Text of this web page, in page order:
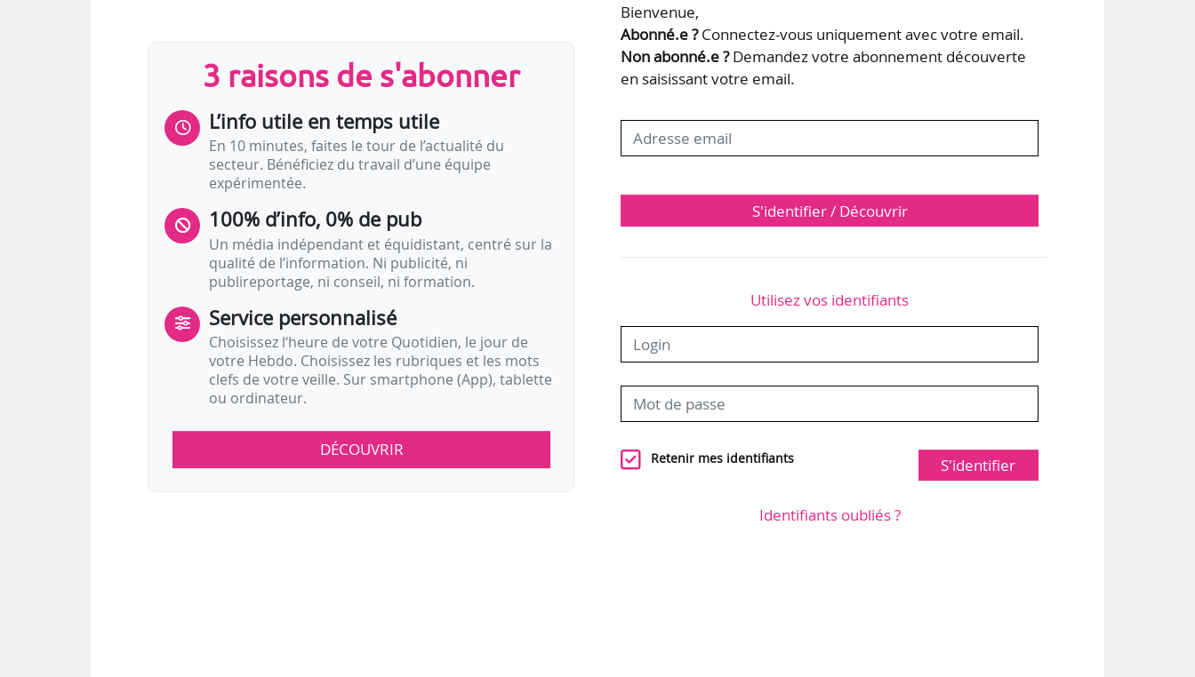
3 raisons de s'abonner
L’info utile en temps utile
En 10 minutes, faites le tour de l’actualité du
secteur. Bénéficiez du travail d’une équipe
expérimentée.
100% d’info, 0% de pub
Un média indépendant et équidistant, centré sur la
qualité de l’information. Ni publicité, ni
publireportage, ni conseil, ni formation.
Service personnalisé
Choisissez l‘heure de votre Quotidien, le jour de
votre Hebdo. Choisissez les rubriques et les mots
clefs de votre veille. Sur smartphone (App), tablette
ou ordinateur.
DÉCOUVRIR
Bienvenue,
Abonné.e ?Connectez-vous uniquement avec votre email.
Non abonné.e ?Demandez votre abonnement découverte
en saisissant votre email.
S'identifier / Découvrir
Utilisez vos identifiants
Retenir mes identifiants S'identifier
Identifiants oubliés ?